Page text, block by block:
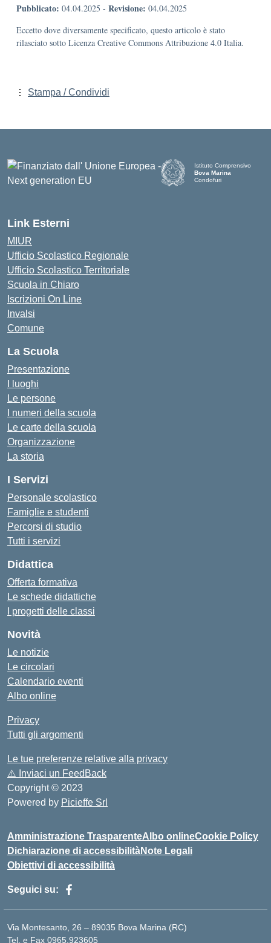
Pubblicato: 04.04.2025 - Revisione: 04.04.2025
Eccetto dove diversamente specificato, questo articolo è stato
rilasciato sotto Licenza Creative Commons Attribuzione 4.0 Italia.
Stampa / Condividi
Istituto Comprensivo
Bova Marina
Condofuri
Link Esterni
MIUR
Ufficio Scolastico Regionale
Ufficio Scolastico Territoriale
Scuola in Chiaro
Iscrizioni On Line
Invalsi
Comune
La Scuola
Presentazione
I luoghi
Le persone
I numeri della scuola
Le carte della scuola
Organizzazione
La storia
I Servizi
Personale scolastico
Famiglie e studenti
Percorsi di studio
Tutti i servizi
Didattica
Offerta formativa
Le schede didattiche
I progetti delle classi
Novità
Le notizie
Le circolari
Calendario eventi
Albo online
Privacy
Tutti gli argomenti
Le tue preferenze relative alla privacy
⚠️ Inviaci un FeedBack
Copyright © 2023
Powered by Picieffe Srl
Amministrazione TrasparenteAlbo onlineCookie Policy
Dichiarazione di accessibilitàNote Legali
Obiettivi di accessibilità
Seguici su:
Via Montesanto, 26 – 89035 Bova Marina (RC)
Tel. e Fax 0965.923605